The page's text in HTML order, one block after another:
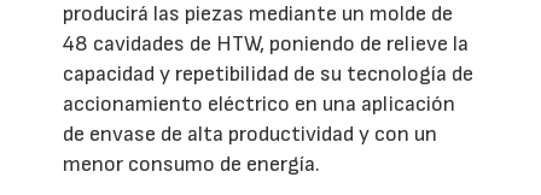
producirá las piezas mediante un molde de
48 cavidades de HTW, poniendo de relieve la
capacidad y repetibilidad de su tecnología de
accionamiento eléctrico en una aplicación
de envase de alta productividad y con un
menor consumo de energía.